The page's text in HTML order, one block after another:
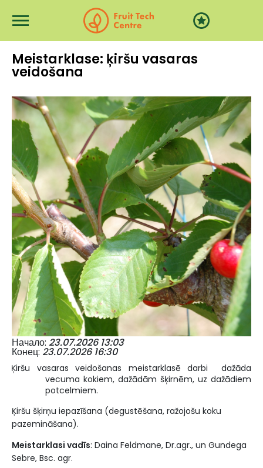
Meistarklase: ķiršu vasaras
veidošana
Начало 23.07.2026 13:03
Конец 23.07.2026 16:30
Ķiršu vasaras veidošanas meistarklasē darbi dažāda
vecuma kokiem, dažādām šķirnēm, uz dažādiem
potcelmiem.
Ķiršu šķirņu iepazīšana (degustēšana, ražojošu koku
pazemināšana).
Meistarklasi vadīs: Daina Feldmane, Dr.agr., un Gundega
Sebre, Bsc. agr.